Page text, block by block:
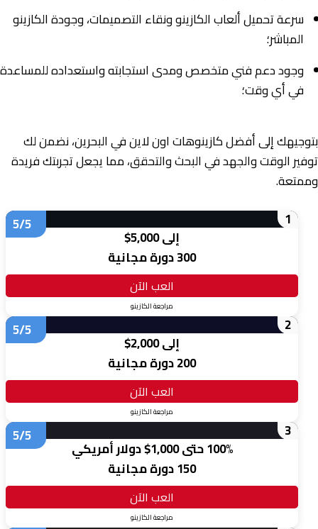
سرعة تحميل ألعاب الكازينو ونقاء التصميمات، وجودة الكازينو
المباشر؛
وجود دعم فني متخصص ومدى استجابته واستعداده للمساعدة
في أي وقت؛
بتوجيهك إلى أفضل كازينوهات اون لاين في البحرين، نضمن لك
توفير الوقت والجهد في البحث والتحقق، مما يجعل تجربتك فريدة
وممتعة.
1
5/5
إلى 5,000$
300 دورة مجانية
العب الآن
مراجعة الكازينو
2
5/5
إلى 2,000$
200 دورة مجانية
العب الآن
مراجعة الكازينو
3
5/5
100% حتى 1,000$ دولار أمريكي
150 دورة مجانية
العب الآن
مراجعة الكازينو